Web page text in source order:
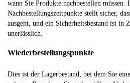
wann Sie Produkte nachbestellen müssen.
Nachbestellungszeitpunkte stellt sicher,
ausgeht, und ein Sicherheitsbestand ist in
unerlässlich.
Wiederbestellungspunkte
Dies ist der Lagerbestand, bei dem Sie